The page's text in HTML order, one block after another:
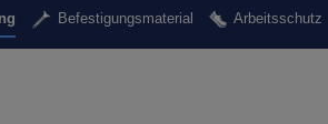
Befestigungsmaterial Arbeitsschutz